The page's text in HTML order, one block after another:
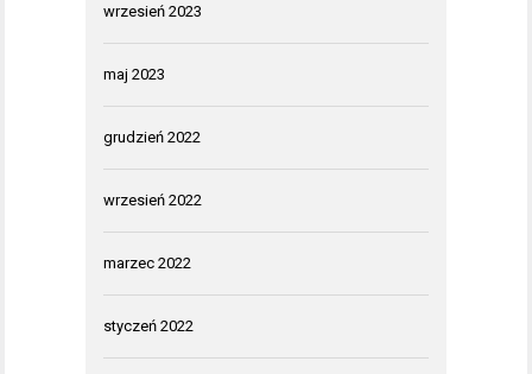
wrzesień 2023
maj 2023
grudzień 2022
wrzesień 2022
marzec 2022
styczeń 2022